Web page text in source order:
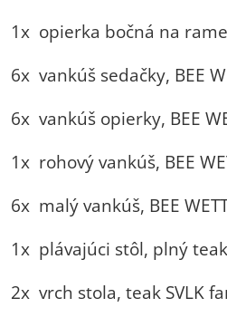
1x opierka bočná na
6x vankúš sedačky, BEE
6x vankúš opierky, BEE
1x rohový vankúš, BEE
6x malý vankúš, BEE
1x plávajúci stôl, plný
2x vrch stola, teak SVLK